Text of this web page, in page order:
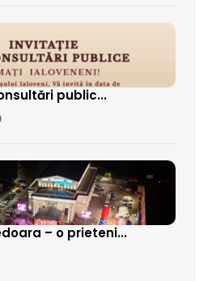
public...
– o prieteni...